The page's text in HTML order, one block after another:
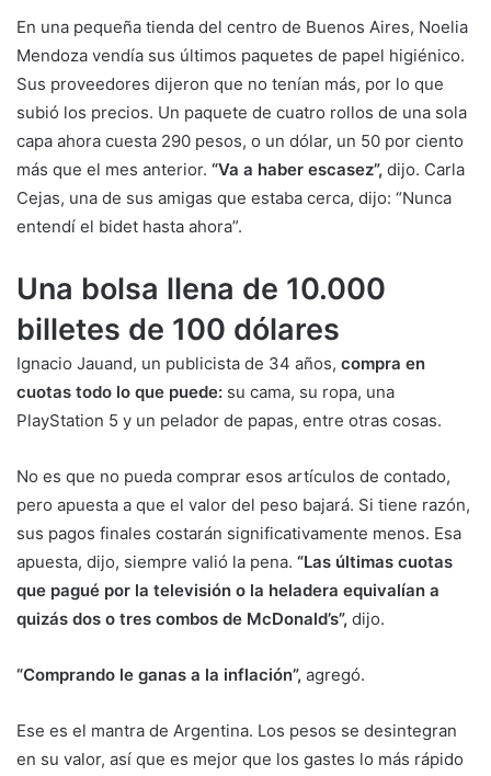
En una pequeña tienda del centro de Buenos Aires, Noelia
Mendoza vendía sus últimos paquetes de papel higiénico.
Sus proveedores dijeron que no tenían más, por lo que
subió los precios. Un paquete de cuatro rollos de una sola
capa ahora cuesta 290 pesos, o un dólar, un 50 por ciento
más que el mes anterior. “Va a haber escasez”, dijo. Carla
Cejas, una de sus amigas que estaba cerca, dijo: “Nunca
entendí el bidet hasta ahora”.
Una bolsa llena de 10.000
billetes de 100 dólares
Ignacio Jauand, un publicista de 34 años, compra en
cuotas todo lo que puede: su cama, su ropa, una
PlayStation 5 y un pelador de papas, entre otras cosas.
No es que no pueda comprar esos artículos de contado,
pero apuesta a que el valor del peso bajará. Si tiene razón,
sus pagos finales costarán significativamente menos. Esa
apuesta, dijo, siempre valió la pena. “Las últimas cuotas
que pagué por la televisión o la heladera equivalían a
quizás dos o tres combos de McDonald’s”, dijo.
“Comprando le ganas a la inflación”, agregó.
Ese es el mantra de Argentina. Los pesos se desintegran
en su valor, así que es mejor que los gastes lo más rápido